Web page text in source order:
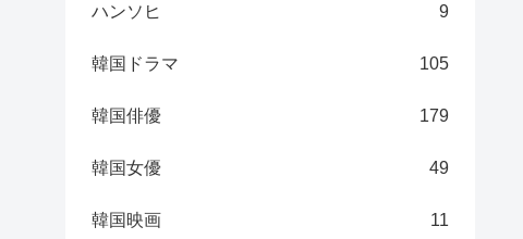
ハンソヒ 9
韓国ドラマ 105
韓国俳優 179
韓国女優 49
韓国映画 11